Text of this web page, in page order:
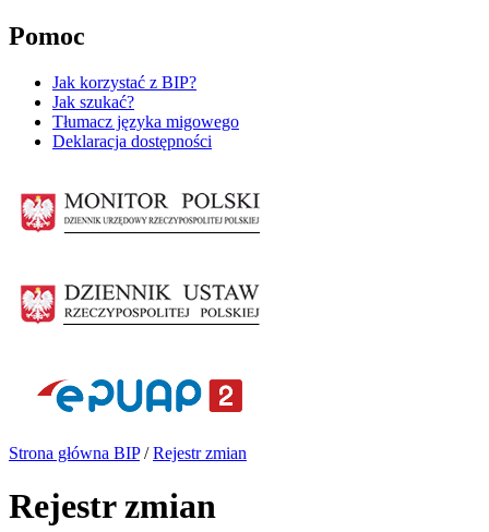
Pomoc
Jak korzystać z BIP?
Jak szukać?
Tłumacz języka migowego
Deklaracja dostępności
Strona główna BIP/Rejestr zmian
Rejestr zmian